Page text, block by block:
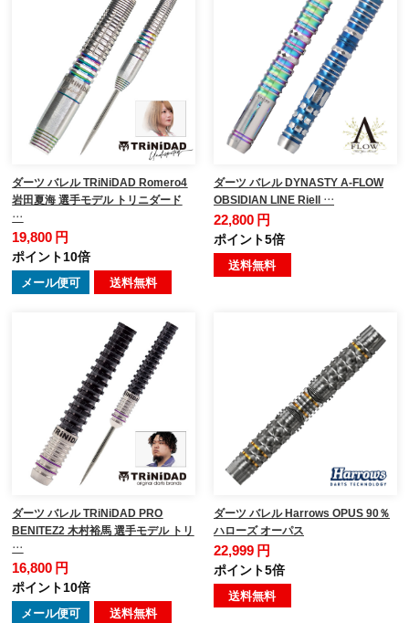
ダーツ バレル TRiNiDAD Romero4
岩田夏海 選手モデル トリニダード
…
19,800 円
ポイント10倍
メール便可 送料無料
ダーツ バレル DYNASTY A-FLOW
OBSIDIAN LINE Riell …
22,800 円
ポイント5倍
送料無料
ダーツ バレル TRiNiDAD PRO
BENITEZ2 木村裕馬 選手モデル トリ
…
16,800 円
ポイント10倍
メール便可 送料無料
ダーツ バレル Harrows OPUS 90％
ハローズ オーパス
22,999 円
ポイント5倍
送料無料